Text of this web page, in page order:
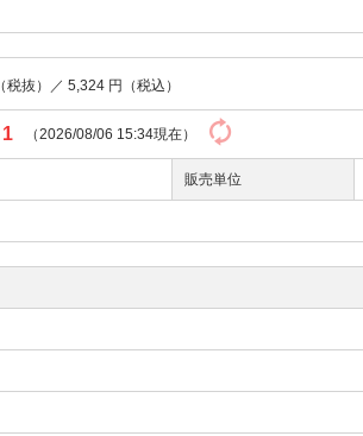
（税抜）／5,324 円（税込）
1 （2026/08/06 15:34現在）
販売単位